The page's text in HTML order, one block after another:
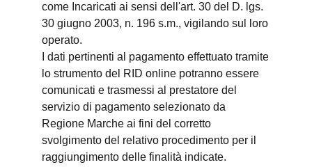
come Incaricati ai sensi dell'art. 30 del D. lgs.
30 giugno 2003, n. 196 s.m., vigilando sul loro
operato.
I dati pertinenti al pagamento effettuato tramite
lo strumento del RID online potranno essere
comunicati e trasmessi al prestatore del
servizio di pagamento selezionato da
Regione Marche ai fini del corretto
svolgimento del relativo procedimento per il
raggiungimento delle finalità indicate.